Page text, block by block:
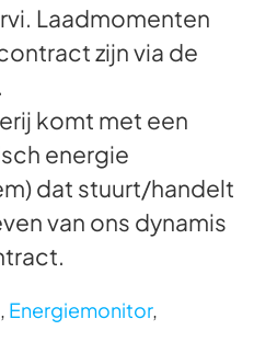
Laadmomenten
zijn via de
komt met een
energie
dat stuurt/handelt
van ons dynamis
, Energiemonitor,